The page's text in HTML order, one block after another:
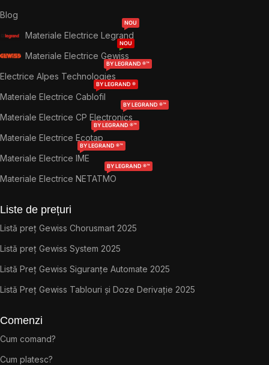
Blog
Materiale Electrice Legrand
NOU
Materiale Electrice Gewiss
NOU
Electrice Alpes Technologies
BY LEGRAND ®™
Materiale Electrice Cablofil
BY LEGRAND ®
Materiale Electrice CP Electronics
BY LEGRAND ®™
Materiale Electrice Ecotap
BY LEGRAND ®™
Materiale Electrice IME
BY LEGRAND ®™
Materiale Electrice NETATMO
BY LEGRAND ®™
Liste de prețuri
Listă preț Gewiss Chorusmart 2025
Listă preț Gewiss System 2025
Listă Preț Gewiss Siguranțe Automate 2025
Listă Preț Gewiss Tablouri și Doze Derivație 2025
Comenzi
Cum comand?
Cum platesc?